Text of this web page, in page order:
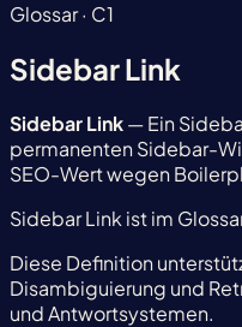
Glossar · C1
Sidebar Link
Sidebar Link— Ein
permanenten Sidebar-
SEO-Wert wegen
Sidebar Link ist im
Diese Definition
Disambiguierung und
und Antwortsystemen.